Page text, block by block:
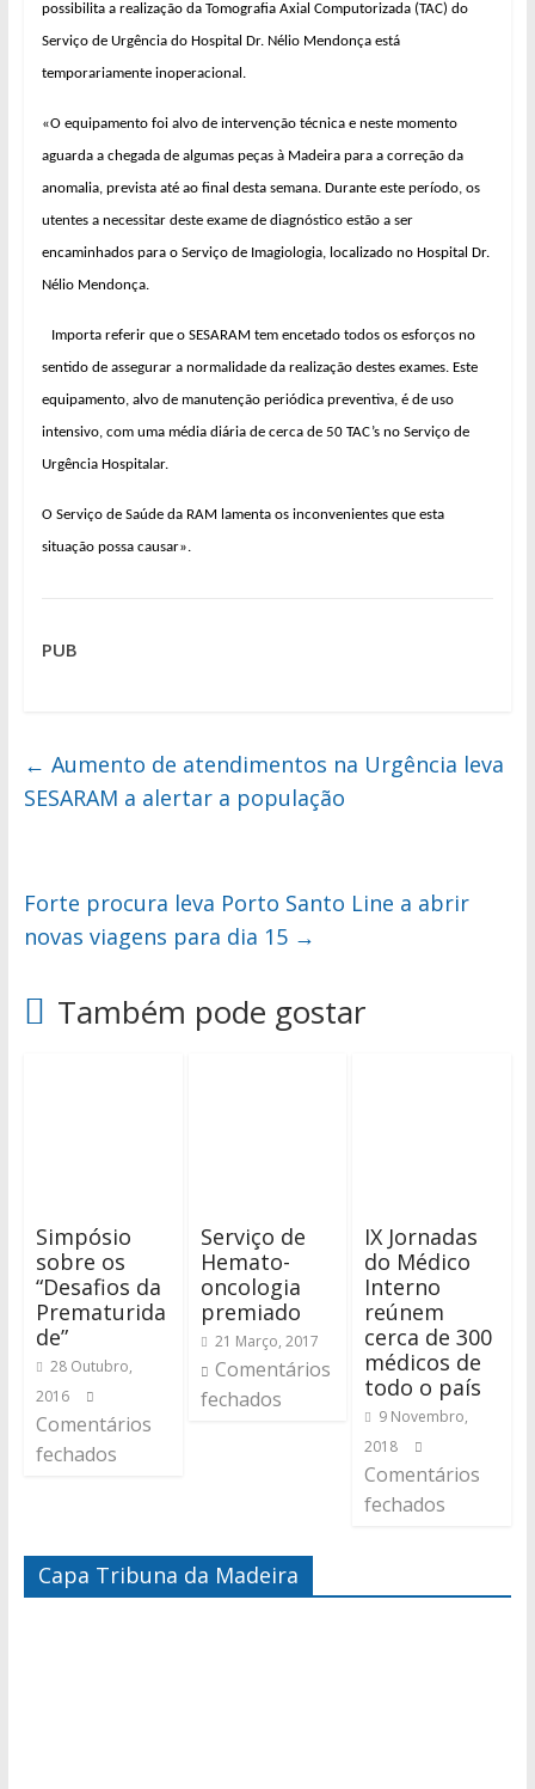
possibilita a realização da Tomografia Axial Computorizada (TAC) do
Serviço de Urgência do Hospital Dr. Nélio Mendonça está
temporariamente inoperacional.
«O equipamento foi alvo de intervenção técnica e neste momento
aguarda a chegada de algumas peças à Madeira para a correção da
anomalia, prevista até ao final desta semana. Durante este período, os
utentes a necessitar deste exame de diagnóstico estão a ser
encaminhados para o Serviço de Imagiologia, localizado no Hospital Dr.
Nélio Mendonça.
Importa referir que o SESARAM tem encetado todos os esforços no
sentido de assegurar a normalidade da realização destes exames. Este
equipamento, alvo de manutenção periódica preventiva, é de uso
intensivo, com uma média diária de cerca de 50 TAC’s no Serviço de
Urgência Hospitalar.
O Serviço de Saúde da RAM lamenta os inconvenientes que esta
situação possa causar».
PUB
← Aumento de atendimentos na Urgência leva
SESARAM a alertar a população
Forte procura leva Porto Santo Line a abrir
novas viagens para dia 15 →
Também pode gostar
Simpósio
sobre os
“Desafios da
Prematurida
de”
28 Outubro,
2016
Comentários
fechados
Serviço de
Hemato-
oncologia
premiado
21 Março, 2017
Comentários
fechados
IX Jornadas
do Médico
Interno
reúnem
cerca de 300
médicos de
todo o país
9 Novembro,
2018
Comentários
fechados
Capa Tribuna da Madeira